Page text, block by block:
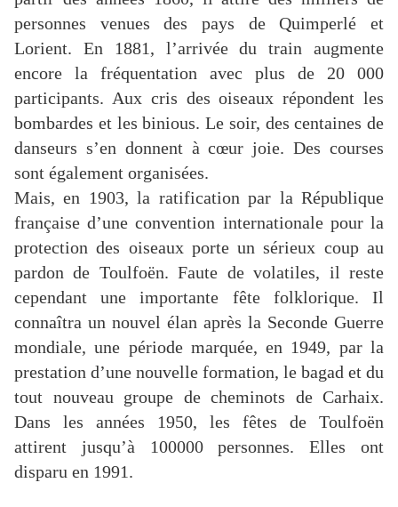
personnes venues des pays de Quimperlé et
Lorient. En 1881, l’arrivée du train augmente
encore la fréquentation avec plus de 20 000
participants. Aux cris des oiseaux répondent les
bombardes et les binious. Le soir, des centaines de
danseurs s’en donnent à cœur joie. Des courses
sont également organisées.
Mais, en 1903, la ratification par la République
française d’une convention internationale pour la
protection des oiseaux porte un sérieux coup au
pardon de Toulfoën. Faute de volatiles, il reste
cependant une importante fête folklorique. Il
connaîtra un nouvel élan après la Seconde Guerre
mondiale, une période marquée, en 1949, par la
prestation d’une nouvelle formation, le bagad et du
tout nouveau groupe de cheminots de Carhaix.
Dans les années 1950, les fêtes de Toulfoën
attirent jusqu’à 100000 personnes. Elles ont
disparu en 1991.